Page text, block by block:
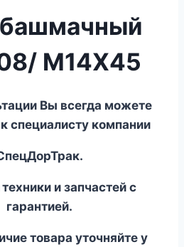
M14X45
Вы всегда можете
специалисту компании
и запчастей с
гарантией.
товара уточняйте у